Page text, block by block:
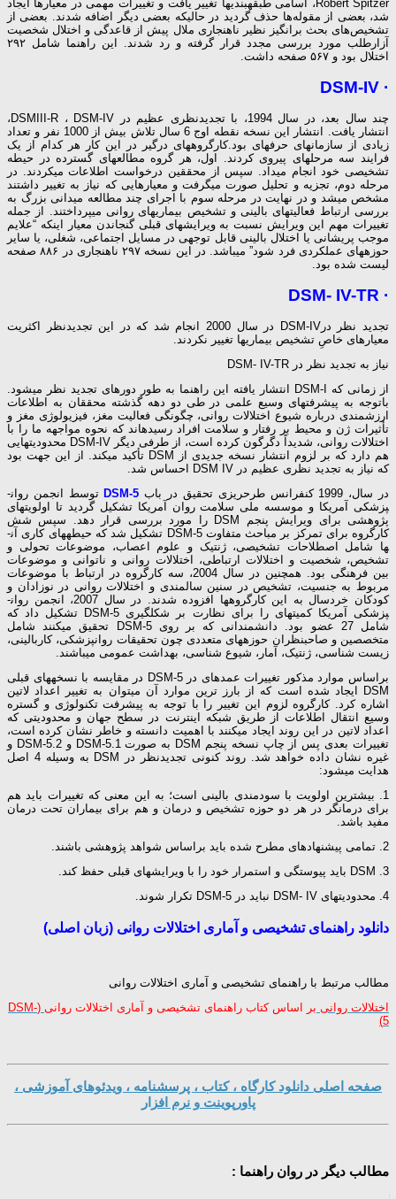
Robert Spitzer، اسامی طبقه­بندی­ها تغییر یافت و تغییرات مهمی در معیارها ایجاد
شد، بعضی از مقوله‌ها حذف گردید در حالی­که بعضی دیگر اضافه شدند. بعضی از
تشخیص‌های بحث برانگیز نظیر ناهنجاری ملال پیش از قاعدگی و اختلال شخصیت
آزارطلب مورد بررسی مجدد قرار گرفته و رد شدند. این راهنما شامل ۲۹۲
اختلال بود و ۵۶۷ صفحه داشت.
· DSM-IV
چند سال بعد، در سال 1994، با تجدیدنظری عظیم در DSMIII-R ، DSM-IV،
انتشار یافت. انتشار این نسخه نقطه اوج 6 سال تلاش بیش از 1000 نفر و تعداد
زیادی از سازمان­های حرفه­ای بود.کارگروه­های درگیر در این کار هر کدام از یک
فرایند سه مرحله­ای پیروی کردند. اول، هر گروه مطالعه­ای گسترده در حیطه
تشخیصی خود انجام می­داد. سپس از محققین درخواست اطلاعات می­کردند. در
مرحله دوم، تجزیه و تحلیل صورت می­گرفت و معیارهایی که نیاز به تغییر داشتند
مشخص می­شد و در نهایت در مرحله سوم با اجرای چند مطالعه میدانی بزرگ به
بررسی ارتباط فعالیت­های بالینی و تشخیص بیماری­های روانی می­پرداختند. از جمله
تغییرات مهم این ویرایش نسبت به ویرایش­های قبلی گنجاندن معیار این­که “علایم
موجب پریشانی یا اختلال بالینی قابل توجهی در مسایل اجتماعی، شغلی، یا سایر
حوزه­های عملکردی فرد شود” می­باشد. در این نسخه ۲۹۷ ناهنجاری در ۸۸۶ صفحه
لیست شده بود.
· DSM- IV-TR
تجدید نظر درDSM-IV در سال 2000 انجام شد که در این تجدیدنظر اکثریت
معیارهای خاصِ تشخیص بیماری­ها تغییر نکردند.
نیاز به تجدید نظر در DSM- IV-TR
از زمانی که DSM-I انتشار یافته این راهنما به طور دوره­ای تجدید نظر می­شود.
باتوجه به پیشرفت­های وسیع علمی در طی دو دهه گذشته محققان به اطلاعات
ارزش­مندی درباره شیوع اختلالات روانی، چگونگی فعالیت مغز، فیزیولوژی مغز و
تأثیرات ژن و محیط بر رفتار و سلامت افراد رسیده­اند که نحوه مواجهه ما را با
اختلالات روانی، شدیداً دگرگون کرده است، از طرفی دیگر DSM-IV محدودیت­هایی
هم دارد که بر لزوم انتشار نسخه جدیدی از DSM تأکید می­کند. از این جهت بود
که نیاز به تجدید نظری عظیم در DSM IV احساس شد.
در سال، 1999 کنفرانس طرح­ریزی تحقیق در باب
DSM-5توسط انجمن روان­
پزشکی آمریکا و موسسه ملی سلامت روان آمریکا تشکیل گردید تا اولویت­های
پژوهشی برای ویرایش پنجم DSM را مورد بررسی قرار دهد. سپس شش
کارگروه برای تمرکز بر مباحث متفاوت DSM-5 تشکیل شد که حیطه­های کاری آن­
ها شامل اصطلاحات تشخیصی، ژنتیک و علوم اعصاب، موضوعات تحولی و
تشخیص، شخصیت و اختلالات ارتباطی، اختلالات روانی و ناتوانی و موضوعات
بین فرهنگی بود. همچنین در سال 2004، سه کارگروه در ارتباط با موضوعات
مربوط به جنسیت، تشخیص در سنین سالمندی و اختلالات روانی در نوزادان و
کودکان خردسال به این کارگروه­ها افزوده شدند. در سال 2007، انجمن روان­
پزشکی آمریکا کمیته­ای را برای نظارت بر شکل­گیری DSM-5 تشکیل داد که
شامل 27 عضو بود. دانشمندانی که بر روی DSM-5 تحقیق می­کنند شامل
متخصصین و صاحب­نظران حوزه­های متعددی چون تحقیقات روان­پزشکی، کاربالینی،
زیست شناسی، ژنتیک، آمار، شیوع شناسی، بهداشت عمومی می­باشند.
براساس موارد مذکور تغییرات عمده­ای در DSM-5 در مقایسه با نسخه­های قبلی
DSM ایجاد شده است که از بارز ترین موارد آن می­توان به تغییر اعداد لاتین
اشاره کرد. کارگروه لزوم این تغییر را با توجه به پیشرفت تکنولوژی و گستره
وسیع انتقال اطلاعات از طریق شبکه اینترنت در سطح جهان و محدودیتی که
اعداد لاتین در این روند ایجاد می­کنند با اهمیت دانسته و خاطر نشان کرده است،
تغییرات بعدی پس از چاپ نسخه پنجم DSM به صورت DSM-5.1 و DSM-5.2 و
غیره نشان داده خواهد شد. روند کنونی تجدیدنظر در DSM به وسیله 4 اصل
هدایت می­شود:
1. بیشترین اولویت با سودمندی بالینی است؛ به این معنی که تغییرات باید هم
برای درمان­گر در هر دو حوزه تشخیص و درمان و هم برای بیماران تحت درمان
مفید باشد.
2. تمامی پیشنهادهای مطرح شده باید براساس شواهد پژوهشی باشند.
3. DSM باید پیوستگی و استمرار خود را با ویرایش­های قبلی حفظ کند.
4. محدودیت­های DSM- IV نباید در DSM-5 تکرار شوند.
دانلود راهنمای تشخیصی و آماری اختلالات روانی (زبان اصلی)
مطالب مرتبط با راهنمای تشخیصی و آماری اختلالات روانی
اختلالات روانی بر اساس کتاب راهنمای تشخیصی و آماری اختلالات روانی (DSM-
5)
صفحه اصلی دانلود کارگاه ، کتاب ، پرسشنامه ، ویدئوهای آموزشی ،
پاورپوینت و نرم افزار
مطالب دیگر در روان راهنما :